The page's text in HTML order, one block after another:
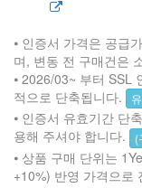
⦁ 인증서 가격은 공급
며, 변동 전 구매건은
⦁ 2026/03~ 부터
적으로 단축됩니다.
⦁ 인증서 유효기간 단
용해 주셔야 합니다.
(
⦁ 상품 구매 단위는
+10%) 반영 가격으로